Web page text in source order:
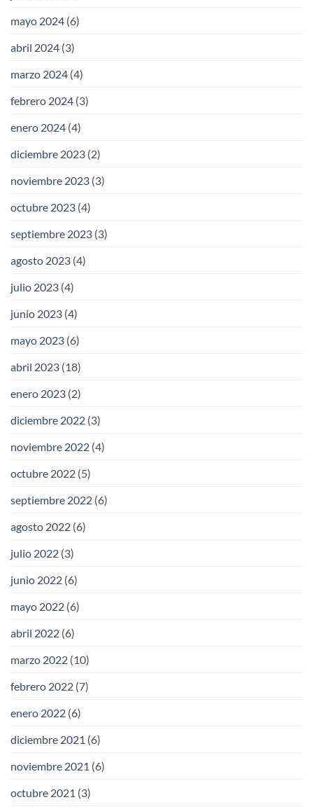
mayo 2024 (6)
abril 2024 (3)
marzo 2024 (4)
febrero 2024 (3)
enero 2024 (4)
diciembre 2023 (2)
noviembre 2023 (3)
octubre 2023 (4)
septiembre 2023 (3)
agosto 2023 (4)
julio 2023 (4)
junio 2023 (4)
mayo 2023 (6)
abril 2023 (18)
enero 2023 (2)
diciembre 2022 (3)
noviembre 2022 (4)
octubre 2022 (5)
septiembre 2022 (6)
agosto 2022 (6)
julio 2022 (3)
junio 2022 (6)
mayo 2022 (6)
abril 2022 (6)
marzo 2022 (10)
febrero 2022 (7)
enero 2022 (6)
diciembre 2021 (6)
noviembre 2021 (6)
octubre 2021 (3)